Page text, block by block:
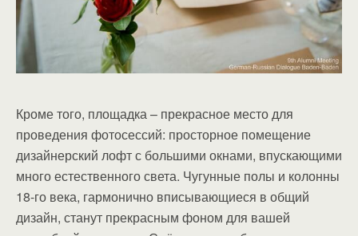
Кроме того, площадка – прекрасное место для
проведения фотосессий: просторное помещение
дизайнерский лофт с большими окнами, впускающими
много естественного света. Чугунные полы и колонны
18-го века, гармонично вписывающиеся в общий
дизайн, станут прекрасным фоном для вашей